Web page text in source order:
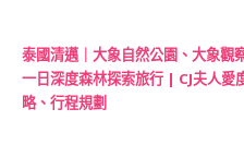
泰國清邁｜大象自然公園、大象
一日深度森林探索旅行 | CJ夫人
略、行程規劃